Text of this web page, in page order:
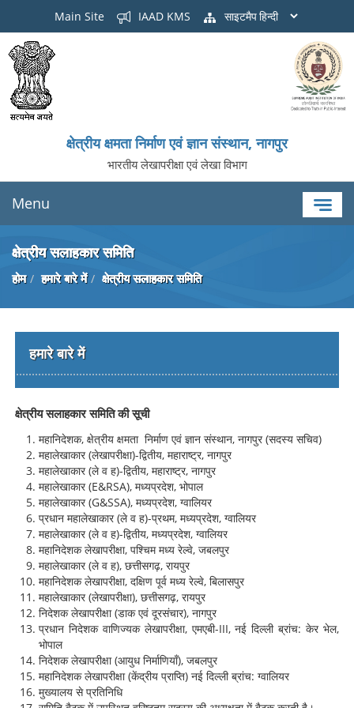
Main Site IAAD KMS साइटमैप
क्षेत्रीय क्षमता निर्माण एवं ज्ञान संस्थान, नागपुर
भारतीय लेखापरीक्षा एवं लेखा विभाग
Menu
क्षेत्रीय सलाहकार समिति
होम हमारे बारे में क्षेत्रीय सलाहकार समिति
हमारे बारे में
क्षेत्रीय सलाहकार समिति की सूची
महानिदेशक, क्षेत्रीय क्षमता निर्माण एवं ज्ञान संस्थान, नागपुर (सदस्य सचिव)
महालेखाकार (लेखापरीक्षा)-द्वितीय, महाराष्ट्र, नागपुर
महालेखाकार (ले व ह)-द्वितीय, महाराष्ट्र, नागपुर
महालेखाकार (E&RSA), मध्यप्रदेश, भोपाल
महालेखाकार (G&SSA), मध्यप्रदेश, ग्वालियर
प्रधान महालेखाकार (ले व ह)-प्रथम, मध्यप्रदेश, ग्वालियर
महालेखाकार (ले व ह)-द्वितीय, मध्यप्रदेश, ग्वालियर
महानिदेशक लेखापरीक्षा, पश्चिम मध्य रेल्वे, जबलपुर
महालेखाकार (ले व ह), छत्तीसगढ़, रायपुर
महानिदेशक लेखापरीक्षा, दक्षिण पूर्व मध्य रेल्वे, बिलासपुर
महालेखाकार (लेखापरीक्षा), छत्तीसगढ़, रायपुर
निदेशक लेखापरीक्षा (डाक एवं दूरसंचार), नागपुर
प्रधान निदेशक वाणिज्यक लेखापरीक्षा, एमएबी-III, नई दिल्ली ब्रांच: केर भेल,
भोपाल
निदेशक लेखापरीक्षा (आयुध निर्माणियाँ), जबलपुर
महानिदेशक लेखापरीक्षा (केंद्रीय प्राप्ति) नई दिल्ली ब्रांच: ग्वालियर
मुख्यालय से प्रतिनिधि